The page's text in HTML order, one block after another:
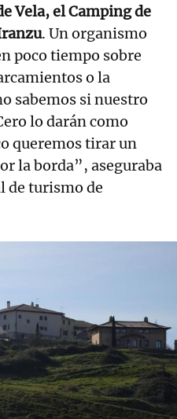
Vela, el Camping de
. Un organismo
poco tiempo sobre
o la
sabemos si nuestro
lo darán como
queremos tirar un
la borda”, aseguraba
de turismo de